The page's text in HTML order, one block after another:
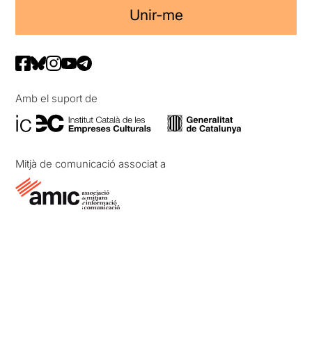
Unir-me
Amb el suport de
Mitjà de comunicació associat a